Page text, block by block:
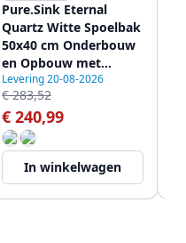
Pure.Sink Eternal
Quartz Witte Spoelbak
50x40 cm Onderbouw
en Opbouw met
Gouden plug
Levering 20-08-2026
€ 283,52
€ 240,99
In winkelwagen